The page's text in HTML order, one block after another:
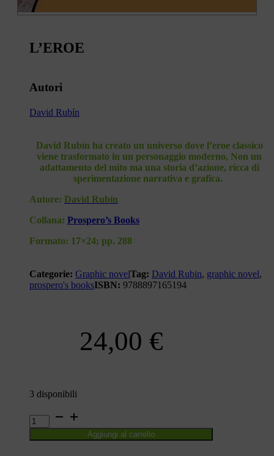
L’EROE
Autori
David Rubín
David Rubín ha creato un universo dove l’eroe classico
viene trasformato in un personaggio moderno, Non un
adattamento del mito ma una storia d’azione, ricca di
sperimentazione narrativa e grafica.
Autore: David Rubín
Collana: Prospero’s Books
Formato: 17×24; pp. 288
Categorie: Graphic novelTag: David Rubin, graphic novel,
prospero's booksISBN: 9788897165194
24,00 €
3 disponibili
L'EROE
quantità
Aggiungi al carrello